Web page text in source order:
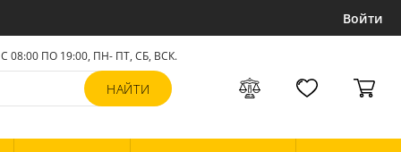
Войти
С 08:00 ПО 19:00, ПН- ПТ,СБ, ВСК.